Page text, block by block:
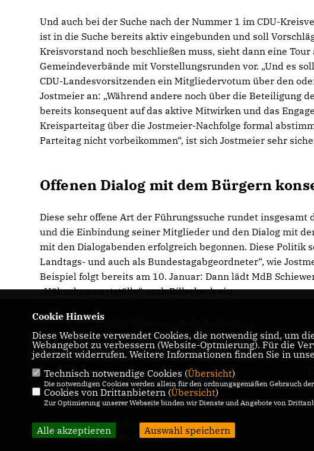
Und auch bei der Suche nach der Nummer 1 im CDU-
ist in die Suche bereits aktiv eingebunden und soll
Kreisvorstand noch beschließen muss, sieht dann eine
Gemeindeverbände mit Vorstellungsrunden vor. „Und es
CDU-Landesvorsitzenden ein Mitgliedervotum über den
Jostmeier an: „Während andere noch über die Beteiligung
bereits konsequent auf das aktive Mitwirken und das
Kreisparteitag über die Jostmeier-Nachfolge formal
Parteitag nicht vorbeikommen“, ist sich Jostmeier sehr
Offenen Dialog mit dem Bürgern
Diese sehr offene Art der Führungssuche rundet
und die Einbindung seiner Mitglieder und den Dialog mit
mit den Dialogabenden erfolgreich begonnen. Diese Politik
Landtags- und auch als Bundestagabgeordneter“, wie
Beispiel folgt bereits am 10. Januar: Dann lädt MdB
Hähnchenmastställe“ nach Billerbeck ein.
Herzlich Willkommen beim Kreisverband
Coesfeld! Hier erhalten Sie Informationen über
die politische Arbeit und Termine.
IMPRESSUM
DATENSCHUTZ
KONTAKT
© 2026 CDU Kreisverband Coesfeld
Alle Rechte vorbehalten.
Cookie Hinweis
Diese Webseite verwendet Cookies, die notwendig sind, um
Webangebot zu verbessern (Website-Optmierung). Für die
jederzeit widerrufen. Weitere Informationen finden Sie in
Technisch notwendige Cookies (Übersicht)
Die notwendigen Cookies werden allein für den ordnungsgemäßen Gebrauch
Cookies von Drittanbietern (Übersicht)
Zur Optimierung unserer Webseite binden wir Dienste und Angebote von
Alle akzeptieren Auswahl speichern